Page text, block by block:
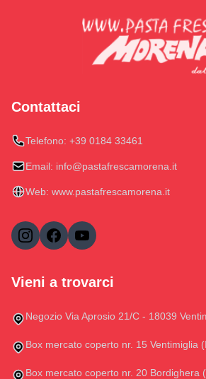
Contattaci
Telefono: +39 0184 33461
Email: info@pastafrescamorena.it
Web: www.pastafrescamorena.it
Vieni a trovarci
Negozio Via Aprosio 21/C - 18039
Box mercato coperto nr. 15 Ventimiglia
Box mercato coperto nr. 20 Bordighera